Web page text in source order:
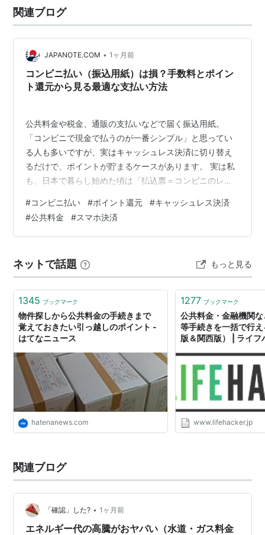
関連ブログ
JAPANOTE.COM • 1ヶ月前
コンビニ払い（振込用紙）は損？手数料とポイン
ト還元から見る最適な支払い方法
公共料金や税金、通販の支払いなどで届く振込用紙。
「コンビニで現金で払うのが一番シンプル」と思ってい
る人も多いですが、実はキャッシュレス決済に切り替え
るだけで、ポイントが貯まるケースがあります。 実は私
も、日本で暮らし始めた頃は「払込票＝コンビニのレジ
公共料金や税金の紙を持って、わざわざコンビニに行く
のが本当に面倒でした。しかし、選ぶ決済方法によって
ポイントが付くかどうかが変わると知り、今ではすっか
と他の決済方法を、手数料とポイント還元の観点から比
較します。 この記事でわかること 振込用紙の支払い…
#コンビニ払い #ポイント還元 #キャッシュレス決済
#公共料金 #スマホ決済
ネットで話題 もっと見る
1345 ブックマーク
物件探しから公共料金の手続きまで
覚えておきたい引っ越しのポイント -
はてなニュース
hatenanews.com
1277 ブックマーク
公共料金・金融機関
等手続きを一括で行
版＆関西版） | ライフ
www.lifehacker.jp
関連ブログ
「確認」した? • 1ヶ月前
エネルギー代の高騰がおヤバい（水道・ガス料金